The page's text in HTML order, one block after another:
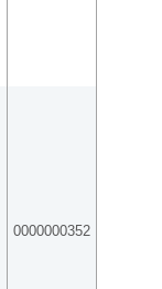
0000000352